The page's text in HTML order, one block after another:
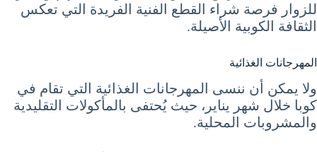
للزوار فرصة شراء القطع الفنية الفريدة التي تعكس
الثقافة الكوبية الأصيلة.
المهرجانات الغذائية
ولا يمكن أن ننسى المهرجانات الغذائية التي تقام في
كوبا خلال شهر يناير، حيث يُحتفى بالمأكولات التقليدية
والمشروبات المحلية.